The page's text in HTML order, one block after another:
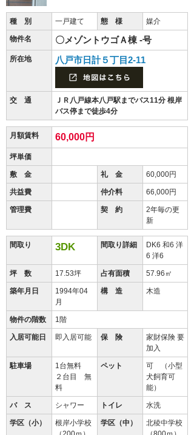
種 別 一戸建て 態 様 媒介
物件名 〇メゾントウゴＡ棟 -号
所在地 八戸市日計５丁目2-11
交 通
ＪＲ八戸線本八戸駅までバス11分 根岸
バス停まで徒歩4分
月額賃料 60,000円
坪単価
敷 金 礼 金 60,000円
共益費 仲介料 66,000円
管理費 契 約
2年毎の更
新
間取り 3DK 間取り詳細
DK6 和6 洋
6 洋6
坪 数 17.53坪 占有面積 57.96㎡
築年月日
1994年04
月
構 造 木造
物件の階数 1階
入居可能日 即入居可能 保 険
家財保険 要
加入
駐車場
1台無料
２台目 無
料
ペット
可 （小型
犬飼育可
能）
バ ス シャワー トイレ 水洗
学区（小）
根岸小学校
学区（中）
北稜中学校